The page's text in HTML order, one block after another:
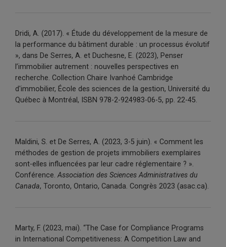
Dridi, A. (2017). « Étude du développement de la mesure de
la performance du bâtiment durable : un processus évolutif
», dans De Serres, A. et Duchesne, E. (2023), Penser
l’immobilier autrement : nouvelles perspectives en
recherche. Collection Chaire Ivanhoé Cambridge
d'immobilier, École des sciences de la gestion, Université du
Québec à Montréal, ISBN 978-2-924983-06-5, pp. 22-45.
Maldini, S. et De Serres, A. (2023, 3-5 juin). « Comment les
méthodes de gestion de projets immobiliers exemplaires
sont-elles influencées par leur cadre réglementaire ? ».
Conférence.Association des Sciences Administratives du
Canada, Toronto, Ontario, Canada. Congrès 2023 (asac.ca).
Marty, F. (2023, mai). “The Case for Compliance Programs
in International Competitiveness: A Competition Law and